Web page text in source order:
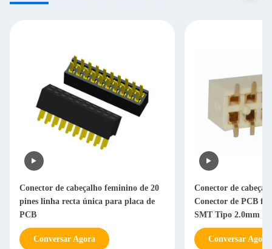
Conector de cabeçalho feminino de 20
pines linha recta única para placa de
PCB
Conversar Agora
Conector de
Conector de PCB
SMT Tipo 2.0mm
Conversar Agora